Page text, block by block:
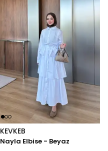
KEVKEB
Nayla Elbise - Beyaz